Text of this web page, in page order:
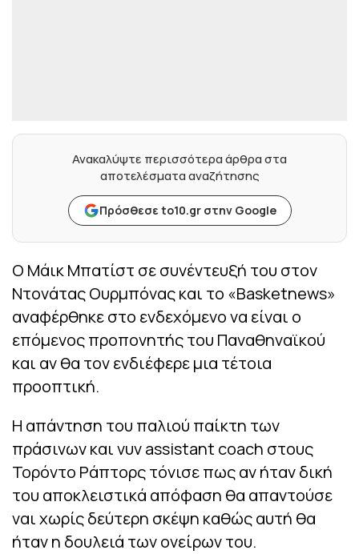
Ανακαλύψτε περισσότερα άρθρα στα
αποτελέσματα αναζήτησης
Πρόσθεσε to10.gr στην Google
Ο Μάικ Μπατίστ σε συνέντευξή του στον
Ντονάτας Ουρμπόνας και το «Basketnews»
αναφέρθηκε στο ενδεχόμενο να είναι ο
επόμενος προπονητής του Παναθηναϊκού
και αν θα τον ενδιέφερε μια τέτοια
προοπτική.
Η απάντηση του παλιού παίκτη των
πράσινων και νυν assistant coach στους
Τορόντο Ράπτορς τόνισε πως αν ήταν δική
του αποκλειστικά απόφαση θα απαντούσε
ναι χωρίς δεύτερη σκέψη καθώς αυτή θα
ήταν η δουλειά των ονείρων του.